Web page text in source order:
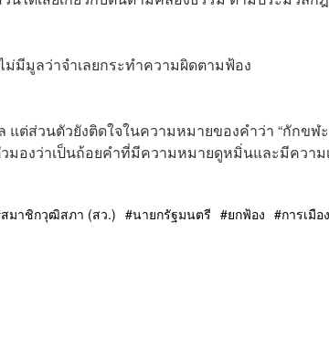
มีมูลว่าจำเลยกระทำความผิดตามฟ้อง
ต่ส่วนตัวยังติดใจในความหมายของคำว่า “กักขฬ
องว่าเป็นถ้อยคำที่มีความหมายดูหมิ่นและมีความ
สมาชิกวุฒิสภา (สว.) นายกรัฐมนตรี ยกฟ้อง
การเมือ